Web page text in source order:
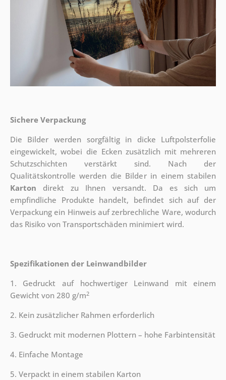
Sichere Verpackung
Die Bilder werden sorgfältig in dicke Luftpolsterfolie
eingewickelt, wobei die Ecken zusätzlich mit mehreren
Schutzschichten verstärkt sind. Nach der
Qualitätskontrolle werden die Bilder in einem stabilen
Karton direkt zu Ihnen versandt. Da es sich um
empfindliche Produkte handelt, befindet sich auf der
Verpackung ein Hinweis auf zerbrechliche Ware, wodurch
das Risiko von Transportschäden minimiert wird.
Spezifikationen der Leinwandbilder
1. Gedruckt auf hochwertiger Leinwand mit einem
Gewicht von 280 g/m2
2. Kein zusätzlicher Rahmen erforderlich
3. Gedruckt mit modernen Plottern – hohe Farbintensität
4. Einfache Montage
5. Verpackt in einem stabilen Karton